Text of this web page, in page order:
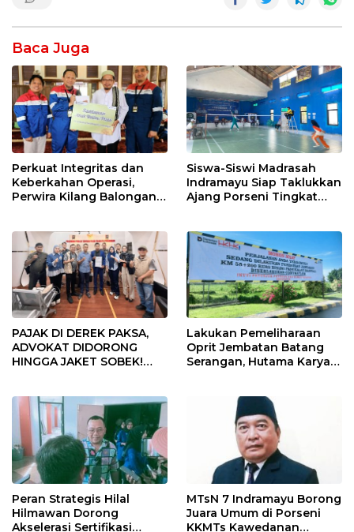
Baca Juga
Perkuat Integritas dan
Keberkahan Operasi,
Perwira Kilang Balongan
Siswa-Siswi Madrasah
Indramayu Siap Taklukkan
Ajang Porseni Tingkat
PAJAK DI DEREK PAKSA,
ADVOKAT DIDORONG
HINGGA JAKET SOBEK!
Pekanbaru!
Lakukan Pemeliharaan
Oprit Jembatan Batang
Serangan, Hutama Karya
Peran Strategis Hilal
Hilmawan Dorong
Akselerasi Sertifikasi
MTsN 7 Indramayu Borong
Juara Umum di Porseni
KKMTs Kawedanan